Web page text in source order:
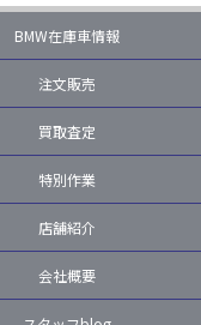
BMW在庫車情報
注文販売
買取査定
特別作業
店舗紹介
会社概要